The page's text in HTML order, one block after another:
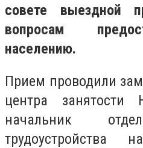
совете выездной
вопросам
населению.
Прием проводили
центра занятости
начальник
трудоустройства